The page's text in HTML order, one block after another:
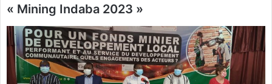
« Mining Indaba 2023 »